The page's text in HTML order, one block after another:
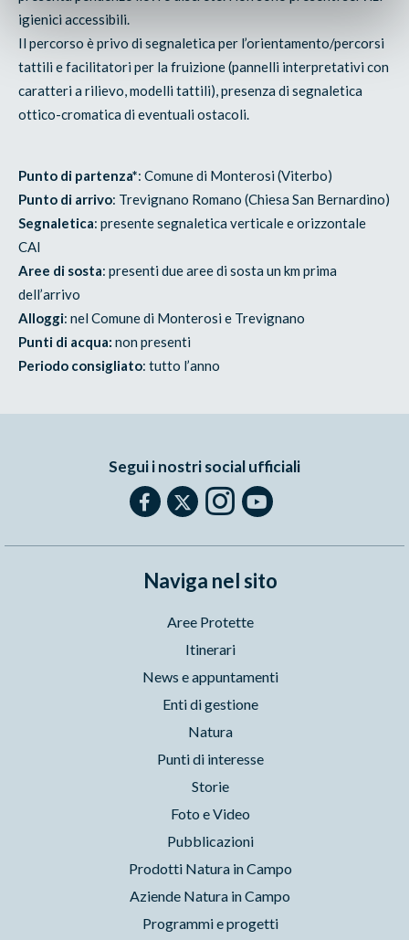
igienici accessibili.
Il percorso è privo di segnaletica per l’orientamento/percorsi
tattili e facilitatori per la fruizione (pannelli interpretativi con
caratteri a rilievo, modelli tattili), presenza di segnaletica
ottico-cromatica di eventuali ostacoli.
Punto di partenza*: Comune di Monterosi (Viterbo)
Punto di arrivo: Trevignano Romano (Chiesa San Bernardino)
Segnaletica: presente segnaletica verticale e orizzontale
CAI
Aree di sosta: presenti due aree di sosta un km prima
dell’arrivo
Alloggi: nel Comune di Monterosi e Trevignano
Punti di acqua:non presenti
Periodo consigliato: tutto l’anno
Segui i nostri social ufficiali
Naviga nel sito
Aree Protette
Itinerari
News e appuntamenti
Enti di gestione
Natura
Punti di interesse
Storie
Foto e Video
Pubblicazioni
Prodotti Natura in Campo
Aziende Natura in Campo
Programmi e progetti